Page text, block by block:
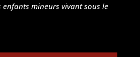
enfants mineurs vivant sous le